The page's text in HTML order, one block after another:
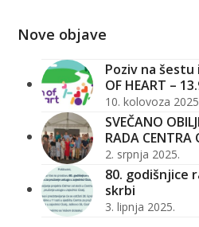
Nove objave
Poziv na
OF HEART –
10. kolovoza
SVEČANO
RADA CENTRA
2. srpnja 2025.
80. godišnjice
skrbi
3. lipnja 2025.